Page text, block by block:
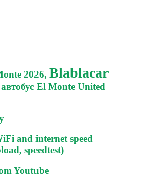
2026, Blablacar
El Monte United
and internet speed
speedtest)
Youtube